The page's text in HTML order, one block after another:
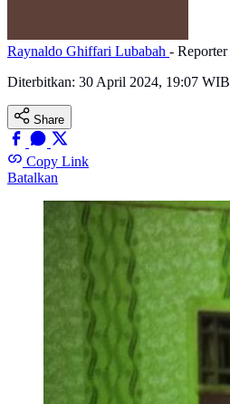
Raynaldo Ghiffari Lubabah - Reporter
Diterbitkan: 30 April 2024, 19:07 WIB
Share
Copy Link
Batalkan